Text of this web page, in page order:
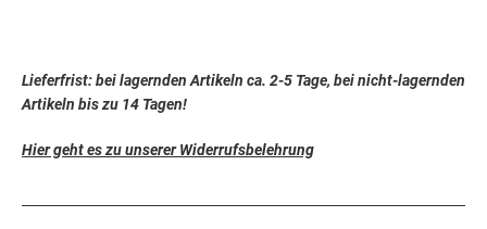
Lieferfrist: bei lagernden Artikeln ca. 2-5 Tage, bei nicht-lagernden
Artikeln bis zu 14 Tagen!
Hier geht es zu unserer Widerrufsbelehrung